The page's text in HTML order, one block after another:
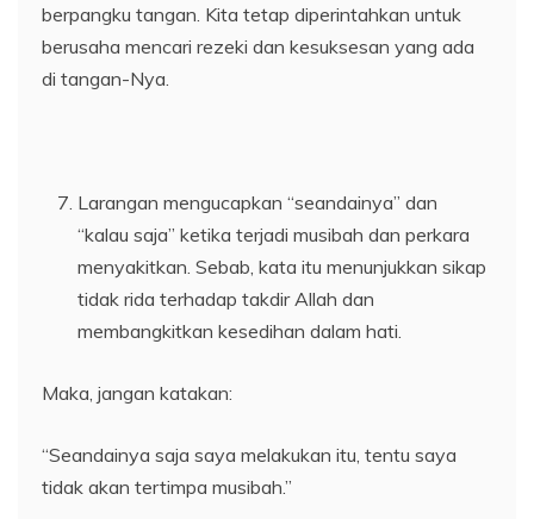
berpangku tangan. Kita tetap diperintahkan untuk
berusaha mencari rezeki dan kesuksesan yang ada
di tangan-Nya.
Larangan mengucapkan “seandainya” dan
“kalau saja” ketika terjadi musibah dan perkara
menyakitkan. Sebab, kata itu menunjukkan sikap
tidak rida terhadap takdir Allah dan
membangkitkan kesedihan dalam hati.
Maka, jangan katakan:
“Seandainya saja saya melakukan itu, tentu saya
tidak akan tertimpa musibah.”